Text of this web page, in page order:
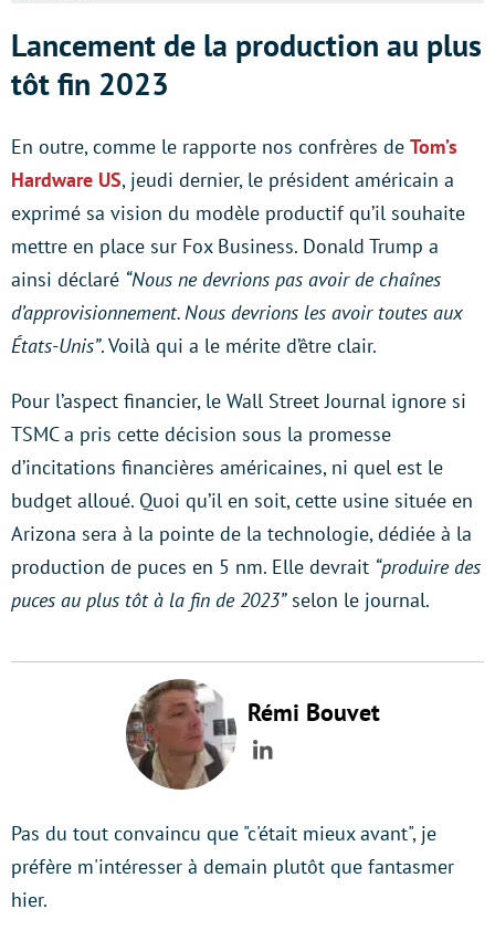
Lancement de la production au plus
tôt fin 2023
En outre, comme le rapporte nos confrères de Tom’s
Hardware US, jeudi dernier, le président américain a
exprimé sa vision du modèle productif qu’il souhaite
mettre en place sur Fox Business. Donald Trump a
ainsi déclaré “Nous ne devrions pas avoir de chaînes
d’approvisionnement. Nous devrions les avoir toutes aux
États-Unis”. Voilà qui a le mérite d’être clair.
Pour l’aspect financier, le Wall Street Journal ignore si
TSMC a pris cette décision sous la promesse
d’incitations financières américaines, ni quel est le
budget alloué. Quoi qu’il en soit, cette usine située en
Arizona sera à la pointe de la technologie, dédiée à la
production de puces en 5 nm. Elle devrait “produire des
puces au plus tôt à la fin de 2023”selon le journal.
Rémi Bouvet
LinkedIn
Pas du tout convaincu que "c'était mieux avant", je
préfère m'intéresser à demain plutôt que fantasmer
hier.